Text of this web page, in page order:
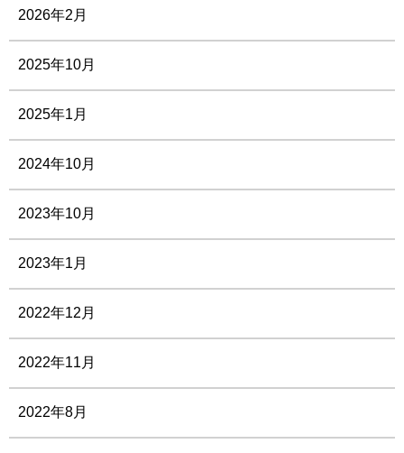
2026年2月
2025年10月
2025年1月
2024年10月
2023年10月
2023年1月
2022年12月
2022年11月
2022年8月